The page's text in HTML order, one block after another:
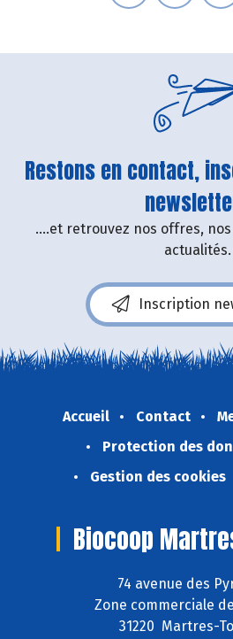
Restons en contact,
....et retrouvez nos offres,
actualités.
Inscription
Accueil Contact
Protection des
Gestion des cookies
Biocoop
74 avenue des
Zone commerciale
31220 Martres-